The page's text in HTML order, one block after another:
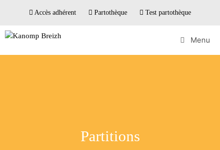
Accès adhérent Partothèque Test partothèque
Menu
Partitions